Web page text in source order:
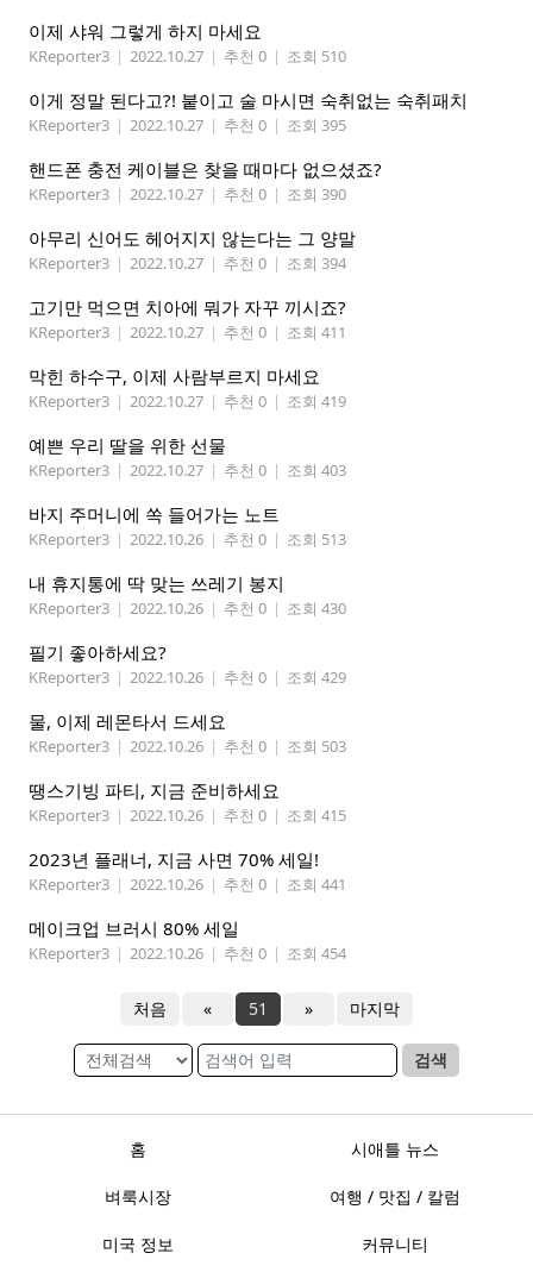
이제 샤워 그렇게 하지 마세요
KReporter3 | 2022.10.27 | 추천 0 | 조회 510
이게 정말 된다고?! 붙이고 술 마시면 숙취없는 숙취패치
KReporter3 | 2022.10.27 | 추천 0 | 조회 395
핸드폰 충전 케이블은 찾을 때마다 없으셨죠?
KReporter3 | 2022.10.27 | 추천 0 | 조회 390
아무리 신어도 헤어지지 않는다는 그 양말
KReporter3 | 2022.10.27 | 추천 0 | 조회 394
고기만 먹으면 치아에 뭐가 자꾸 끼시죠?
KReporter3 | 2022.10.27 | 추천 0 | 조회 411
막힌 하수구, 이제 사람부르지 마세요
KReporter3 | 2022.10.27 | 추천 0 | 조회 419
예쁜 우리 딸을 위한 선물
KReporter3 | 2022.10.27 | 추천 0 | 조회 403
바지 주머니에 쏙 들어가는 노트
KReporter3 | 2022.10.26 | 추천 0 | 조회 513
내 휴지통에 딱 맞는 쓰레기 봉지
KReporter3 | 2022.10.26 | 추천 0 | 조회 430
필기 좋아하세요?
KReporter3 | 2022.10.26 | 추천 0 | 조회 429
물, 이제 레몬타서 드세요
KReporter3 | 2022.10.26 | 추천 0 | 조회 503
땡스기빙 파티, 지금 준비하세요
KReporter3 | 2022.10.26 | 추천 0 | 조회 415
2023년 플래너, 지금 사면 70% 세일!
KReporter3 | 2022.10.26 | 추천 0 | 조회 441
메이크업 브러시 80% 세일
KReporter3 | 2022.10.26 | 추천 0 | 조회 454
처음 « 51 » 마지막
검색
홈 시애틀 뉴스
벼룩시장 여행 / 맛집 / 칼럼
미국 정보 커뮤니티